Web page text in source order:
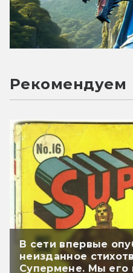
Рекомендуем
В сети впервые
неизданное
Супермене. Мы его